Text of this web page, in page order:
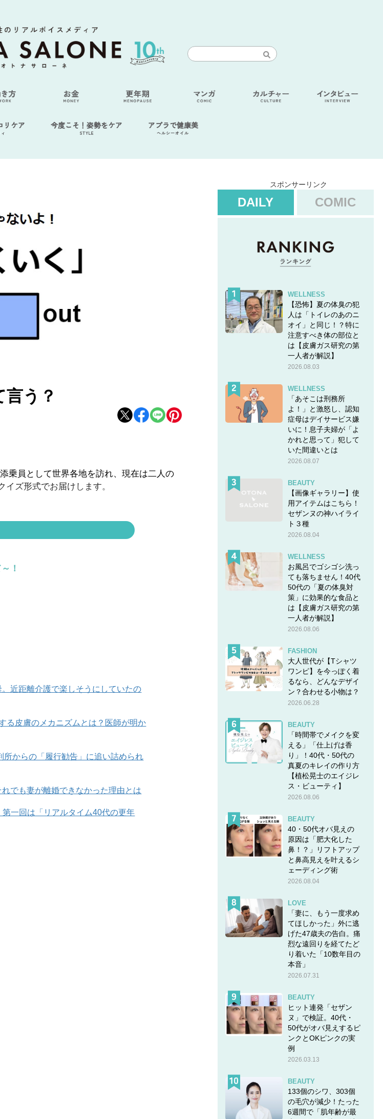
リケア 今度こそ！姿勢をケア
STYLE
アブラで健康美
ヘルシーオイル
う？
乗員として世界各地を訪れ、現在は二人の
ズ形式でお届けします。
結果が出る
！
近距離介護で楽しそうにしていたの
る皮膚のメカニズムとは？医師が明か
からの「履行勧告」に追い詰められ
でも妻が離婚できなかった理由とは
一回は「リアルタイム40代の更年
スポンサーリンク
DAILY COMIC
WELLNESS
【恐怖】夏の体臭の犯
人は「トイレのあのニ
オイ」と同じ！？特に
注意すべき体の部位と
は【皮膚ガス研究の第
一人者が解説】
2026.08.03
WELLNESS
「あそこは刑務所
よ！」と激怒し、認知
症母はデイサービス嫌
いに！息子夫婦が「よ
かれと思って」犯して
いた間違いとは
2026.08.07
BEAUTY
【画像ギャラリー】使
用アイテムはこちら！
セザンヌの神ハイライ
ト３種
2026.08.04
WELLNESS
お風呂でゴシゴシ洗っ
ても落ちません！40代
50代の「夏の体臭対
策」に効果的な食品と
は【皮膚ガス研究の第
一人者が解説】
2026.08.06
FASHION
大人世代が【Tシャツ
ワンピ】を今っぽく着
るなら、どんなデザイ
ン？合わせる小物は？
2026.06.28
BEAUTY
「時間帯でメイクを変
える」「仕上げは香
り」！40代・50代の
真夏のキレイの作り方
【植松晃士のエイジレ
ス・ビューティ】
2026.08.06
BEAUTY
40・50代オバ見えの
原因は「肥大化した
鼻！？」リフトアップ
と鼻高見えを叶えるシ
ェーディング術
2026.08.04
LOVE
「妻に、もう一度求め
てほしかった」外に逃
げた47歳夫の告白。痛
烈な遠回りを経てたど
り着いた「10数年目の
本音」
2026.07.31
BEAUTY
ヒット連発「セザン
ヌ」で検証。40代・
50代がオバ見えするピ
ンクとOKピンクの実
例
2026.03.13
BEAUTY
133個のシワ、303個
の毛穴が減少！たった
6週間で「肌年齢が最